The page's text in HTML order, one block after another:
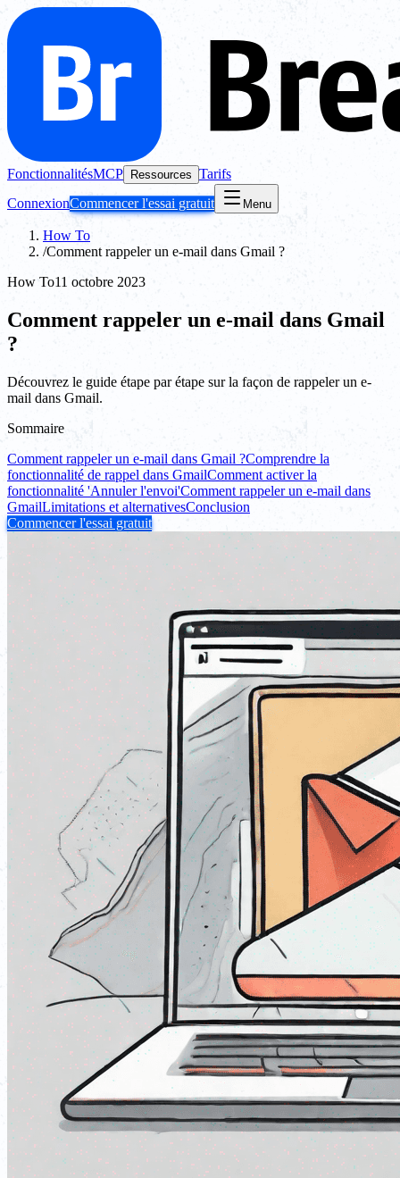
FonctionnalitésMCP Ressources Tarifs
ConnexionCommencer l'essai gratuit Menu
How To
/Comment rappeler un e-mail dans Gmail ?
How To11 octobre 2023
Comment rappeler un e-mail dans Gmail
?
Découvrez le guide étape par étape sur la façon de rappeler un e-
mail dans Gmail.
Sommaire
Comment rappeler un e-mail dans Gmail ?Comprendre la
fonctionnalité de rappel dans GmailComment activer la
fonctionnalité 'Annuler l'envoi'Comment rappeler un e-mail dans
GmailLimitations et alternativesConclusion
Commencer l'essai gratuit